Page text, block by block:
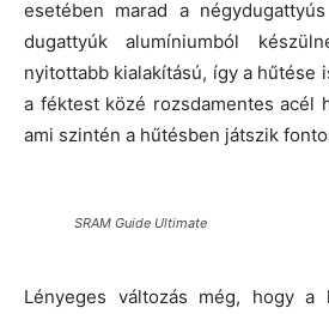
esetében marad a
dugattyúk alumíniumból
nyitottabb kialakítású, így a hűtése
a féktest közé rozsdamentes acél
ami szintén a hűtésben játszik
SRAM Guide Ultimate
Lényeges változás még, hogy a